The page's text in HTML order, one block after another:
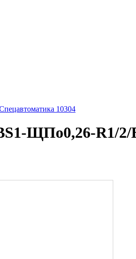
10304
ЩПо0,26-R1/